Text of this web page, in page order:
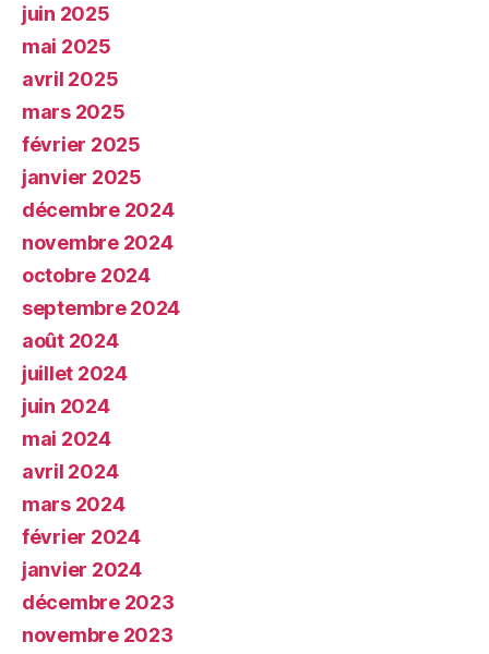
juin 2025
mai 2025
avril 2025
mars 2025
février 2025
janvier 2025
décembre 2024
novembre 2024
octobre 2024
septembre 2024
août 2024
juillet 2024
juin 2024
mai 2024
avril 2024
mars 2024
février 2024
janvier 2024
décembre 2023
novembre 2023